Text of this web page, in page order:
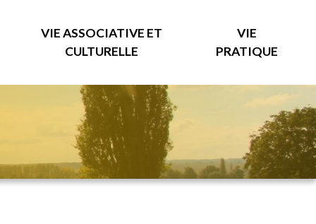
VIE ASSOCIATIVE ET
CULTURELLE
VIE
PRATIQUE